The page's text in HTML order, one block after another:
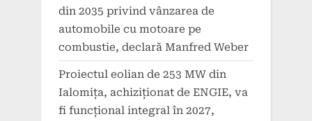
din 2035 privind vânzarea de
automobile cu motoare pe
combustie, declară Manfred Weber
Proiectul eolian de 253 MW din
Ialomița, achiziționat de ENGIE, va
fi funcțional integral în 2027,